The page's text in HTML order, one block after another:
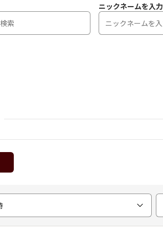
ニックネームを入力